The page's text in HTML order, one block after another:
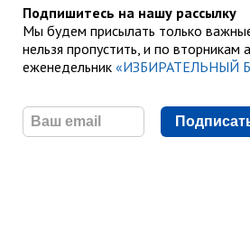
Подпишитесь на нашу рассылку
Мы будем присылать только
нельзя пропустить, и по вторникам
еженедельник «ИЗБИРАТЕЛЬНЫЙ